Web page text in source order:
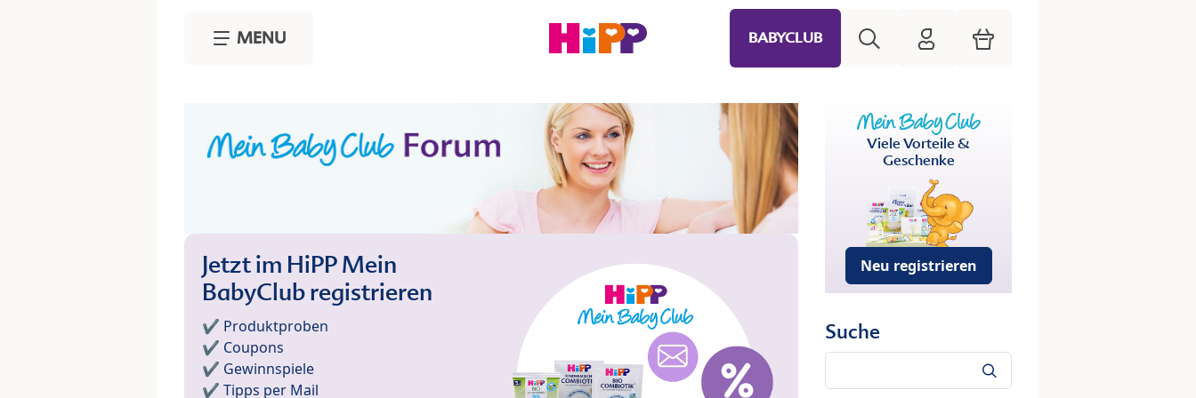
MENU BABYCLUB HiPP Mein Babyclub
Warenkorb
Jetzt im HiPP Mein
BabyClub registrieren
✔️ Produktproben
✔️ Coupons
✔️ Gewinnspiele
✔️ Tipps per Mail
Viele Vorteile &
Geschenke
Neu registrieren
Suche